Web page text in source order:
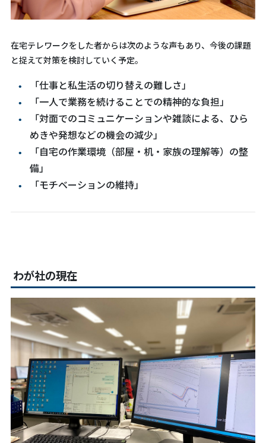
在宅テレワークをした者からは次のような声もあり、今後の課題
と捉えて対策を検討していく予定。
「仕事と私生活の切り替えの難しさ」
「一人で業務を続けることでの精神的な負担」
「対面でのコミュニケーションや雑談による、ひら
めきや発想などの機会の減少」
「自宅の作業環境（部屋・机・家族の理解等）の整
備」
「モチベーションの維持」
わが社の現在